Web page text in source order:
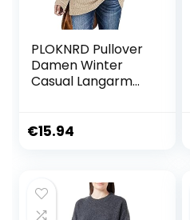
PLOKNRD Pullover
Damen Winter
Casual Langarm
Lightweight
€15.94